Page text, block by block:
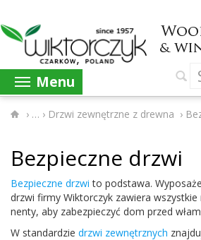
Menu
› Drzwi zewnętrzne z drewna ›
Bez­pieczne drzwi
Bez­pieczne drzwi to pod­stawa.
drzwi firmy Wik­tor­czyk zaw­iera
nenty, aby zabez­pieczyć dom przed
W stan­dard­zie drzwi zewnętrznych